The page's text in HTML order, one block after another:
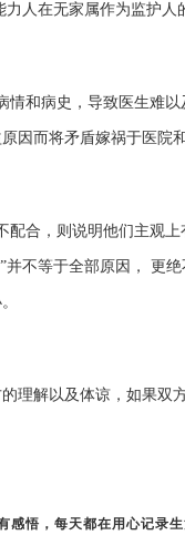
人在无家属作为监护
情和病史，导致医生难
因而将矛盾嫁祸于医院
配合，则说明他们主观
并不等于全部原因，
理解以及体谅，如果
感悟，每天都在用心记录